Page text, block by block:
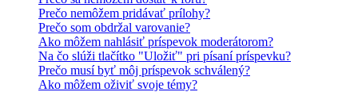
Prečo nemôžem pridávať prílohy?
Prečo som obdržal varovanie?
Ako môžem nahlásiť príspevok moderátorom?
Na čo slúži tlačítko "Uložiť" pri písaní príspevku?
Prečo musí byť môj príspevok schválený?
Ako môžem oživiť svoje témy?